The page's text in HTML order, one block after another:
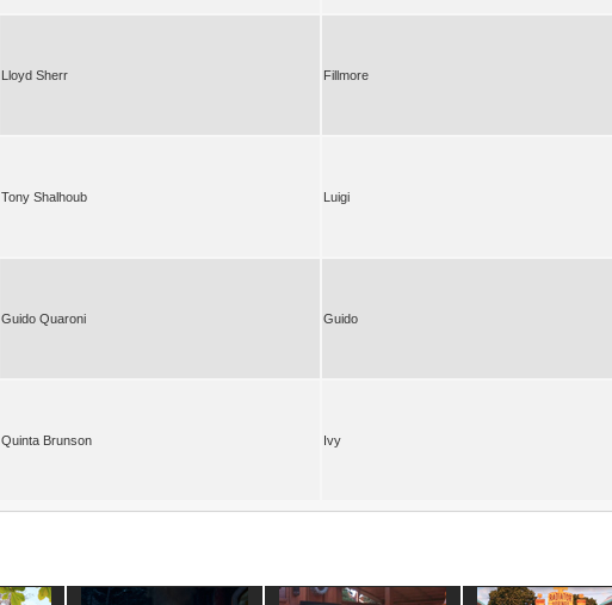
Lloyd Sherr Fillmore
Tony Shalhoub Luigi
Guido Quaroni Guido
Quinta Brunson Ivy